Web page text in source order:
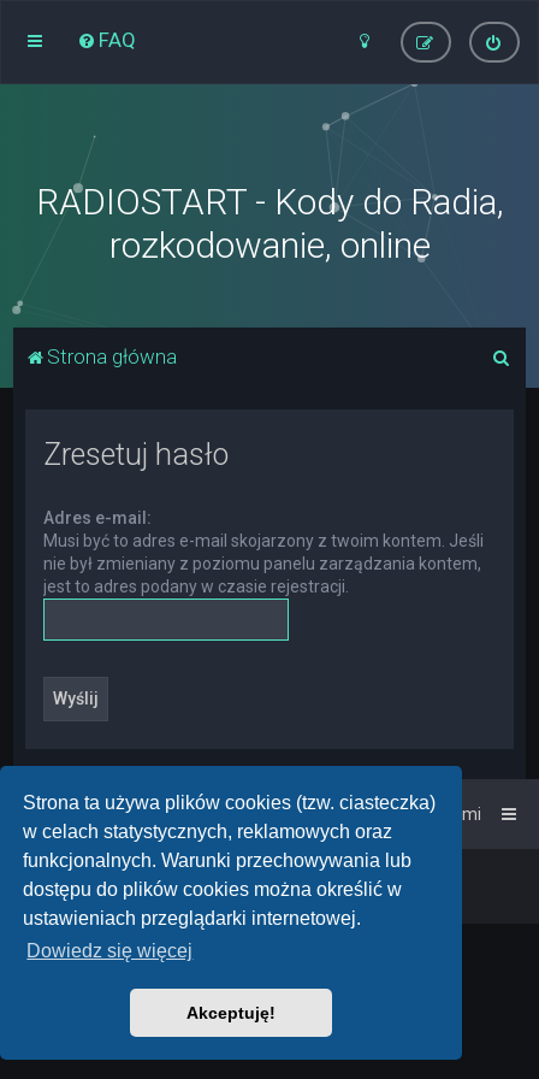
Strona ta używa plików cookies (tzw. ciasteczka)
w celach statystycznych, reklamowych oraz
funkcjonalnych. Warunki przechowywania lub
dostępu do plików cookies można określić w
ustawieniach przeglądarki internetowej.
Dowiedz się więcej
Akceptuję!
FAQ
RADIOSTART - Kody do Radia,
rozkodowanie, online
Strona główna
Zresetuj hasło
Adres e-mail:
Musi być to adres e-mail skojarzony z twoim kontem. Jeśli
nie był zmieniany z poziomu panelu zarządzania kontem,
jest to adres podany w czasie rejestracji.
Strona główna Kontakt z nami
Powered by phpBB • Design by
PlanetStyles
Polski pakiet językowy dostarczaphpBB.pl